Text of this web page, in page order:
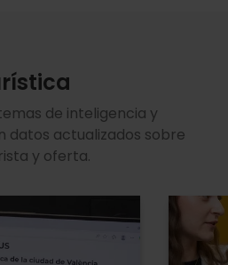
de inteligencia y
datos actualizados sobre
y oferta.